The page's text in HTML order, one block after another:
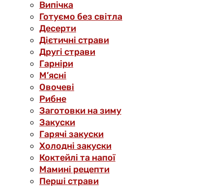
Випічка
Готуємо без світла
Десерти
Дієтичні страви
Другі страви
Гарніри
М’ясні
Овочеві
Рибне
Заготовки на зиму
Закуски
Гарячі закуски
Холодні закуски
Коктейлі та напої
Мамині рецепти
Перші страви